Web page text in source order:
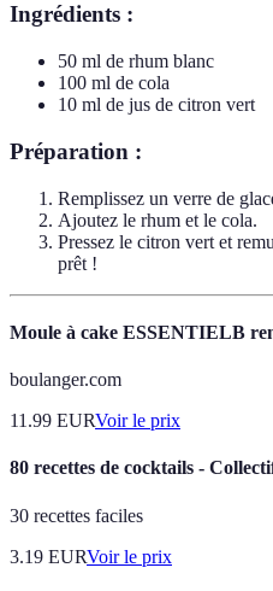
Ingrédients :
50 ml de rhum blanc
100 ml de cola
10 ml de jus de citron vert
Préparation :
Remplissez un verre de
Ajoutez le rhum et le cola.
Pressez le citron vert et
prêt !
Moule à cake ESSENTIELB
boulanger.com
11.99 EURVoir le prix
80 recettes de cocktails -
30 recettes faciles
3.19 EURVoir le prix